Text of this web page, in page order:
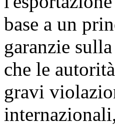
base a un
garanzie
che le
gravi